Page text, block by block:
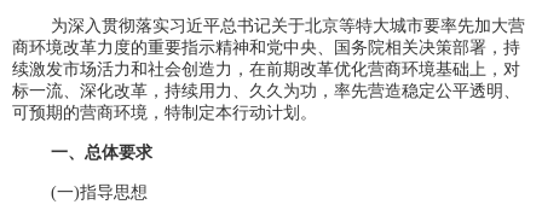
为深入贯彻落实习近平总书记关于北京等特大城市要率先加大营
商环境改革力度的重要指示精神和党中央、国务院相关决策部署，持
续激发市场活力和社会创造力，在前期改革优化营商环境基础上，对
标一流、深化改革，持续用力、久久为功，率先营造稳定公平透明、
可预期的营商环境，特制定本行动计划。
一、总体要求
(一)指导思想